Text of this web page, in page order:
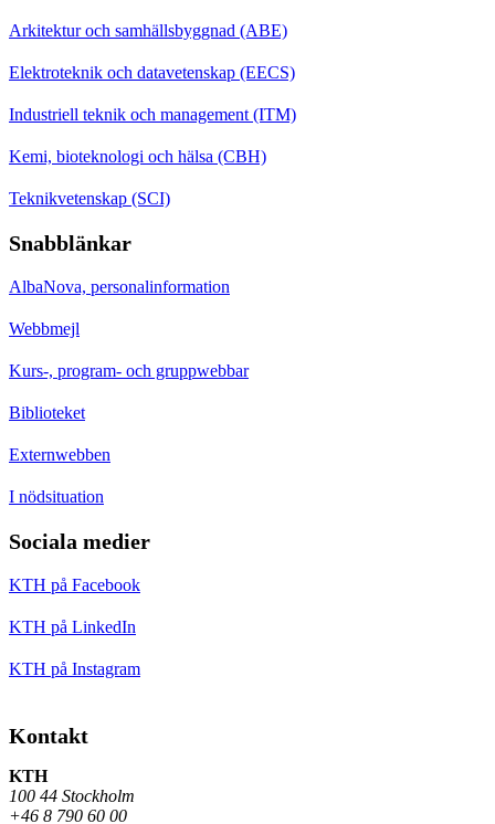
Arkitektur och samhällsbyggnad (ABE)
Elektroteknik och datavetenskap (EECS)
Industriell teknik och management (ITM)
Kemi, bioteknologi och hälsa (CBH)
Teknikvetenskap (SCI)
Snabblänkar
AlbaNova, personalinformation
Webbmejl
Kurs-, program- och gruppwebbar
Biblioteket
Externwebben
I nödsituation
Sociala medier
KTH på Facebook
KTH på LinkedIn
KTH på Instagram
Kontakt
KTH
100 44 Stockholm
+46 8 790 60 00